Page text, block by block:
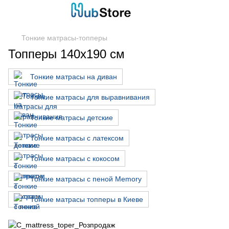
Тонкие матрасы-топперы
Топперы 140х190 см
Тонкие матрасы на диван
Тонкие матрасы для выравнивания
Тонкие матрасы детские
Тонкие матрасы с латексом
Тонкие матрасы с кокосом
Тонкие матрасы с пеной Memory
Тонкие матрасы топперы в Киеве